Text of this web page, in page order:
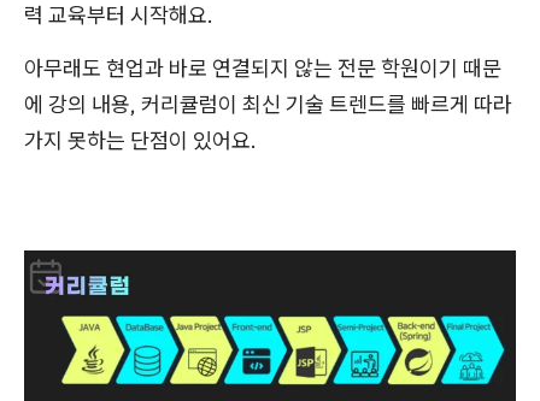
력 교육부터 시작해요.
아무래도 현업과 바로 연결되지 않는 전문 학원이기 때문
에 강의 내용, 커리큘럼이 최신 기술 트렌드를 빠르게 따라
가지 못하는 단점이 있어요.